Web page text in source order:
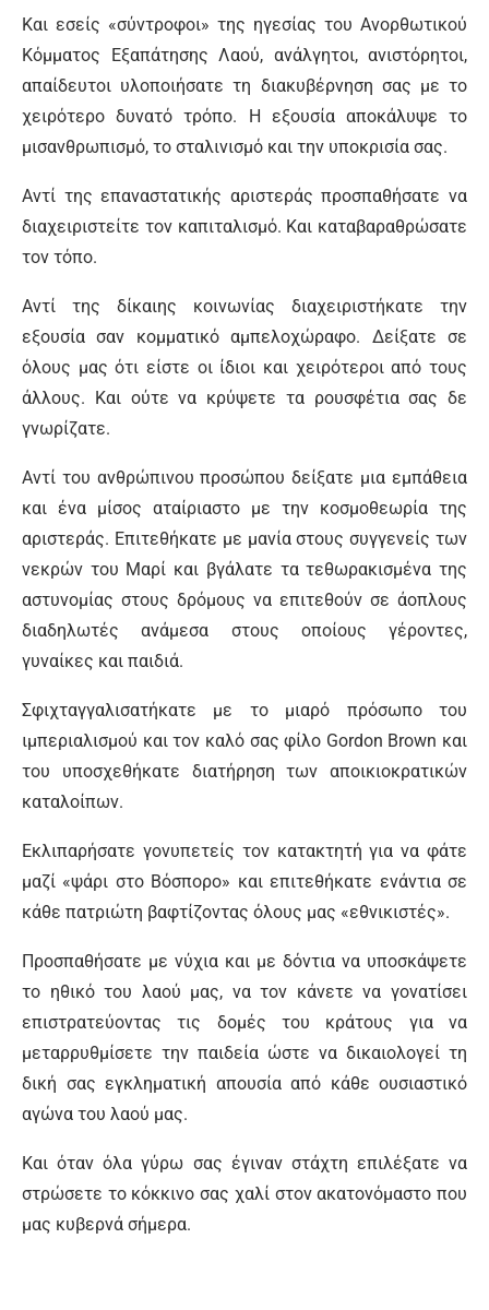
Και εσείς «σύντροφοι» της ηγεσίας του Ανορθωτικού
Κόμματος Εξαπάτησης Λαού, ανάλγητοι, ανιστόρητοι,
απαίδευτοι υλοποιήσατε τη διακυβέρνηση σας με το
χειρότερο δυνατό τρόπο. Η εξουσία αποκάλυψε το
μισανθρωπισμό, το σταλινισμό και την υποκρισία σας.
Αντί της επαναστατικής αριστεράς προσπαθήσατε να
διαχειριστείτε τον καπιταλισμό. Και καταβαραθρώσατε
τον τόπο.
Αντί της δίκαιης κοινωνίας διαχειριστήκατε την
εξουσία σαν κομματικό αμπελοχώραφο. Δείξατε σε
όλους μας ότι είστε οι ίδιοι και χειρότεροι από τους
άλλους. Και ούτε να κρύψετε τα ρουσφέτια σας δε
γνωρίζατε.
Αντί του ανθρώπινου προσώπου δείξατε μια εμπάθεια
και ένα μίσος αταίριαστο με την κοσμοθεωρία της
αριστεράς. Επιτεθήκατε με μανία στους συγγενείς των
νεκρών του Μαρί και βγάλατε τα τεθωρακισμένα της
αστυνομίας στους δρόμους να επιτεθούν σε άοπλους
διαδηλωτές ανάμεσα στους οποίους γέροντες,
γυναίκες και παιδιά.
Σφιχταγγαλισατήκατε με το μιαρό πρόσωπο του
ιμπεριαλισμού και τον καλό σας φίλο Gordon Brown και
του υποσχεθήκατε διατήρηση των αποικιοκρατικών
καταλοίπων.
Εκλιπαρήσατε γονυπετείς τον κατακτητή για να φάτε
μαζί «ψάρι στο Βόσπορο» και επιτεθήκατε ενάντια σε
κάθε πατριώτη βαφτίζοντας όλους μας «εθνικιστές».
Προσπαθήσατε με νύχια και με δόντια να υποσκάψετε
το ηθικό του λαού μας, να τον κάνετε να γονατίσει
επιστρατεύοντας τις δομές του κράτους για να
μεταρρυθμίσετε την παιδεία ώστε να δικαιολογεί τη
δική σας εγκληματική απουσία από κάθε ουσιαστικό
αγώνα του λαού μας.
Και όταν όλα γύρω σας έγιναν στάχτη επιλέξατε να
στρώσετε το κόκκινο σας χαλί στον ακατονόμαστο που
μας κυβερνά σήμερα.